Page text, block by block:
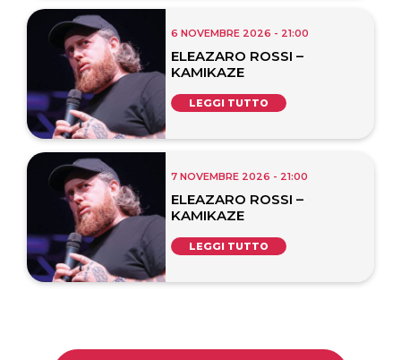
6 NOVEMBRE 2026 - 21:00
ELEAZARO ROSSI –
KAMIKAZE
LEGGI TUTTO
7 NOVEMBRE 2026 - 21:00
ELEAZARO ROSSI –
KAMIKAZE
LEGGI TUTTO